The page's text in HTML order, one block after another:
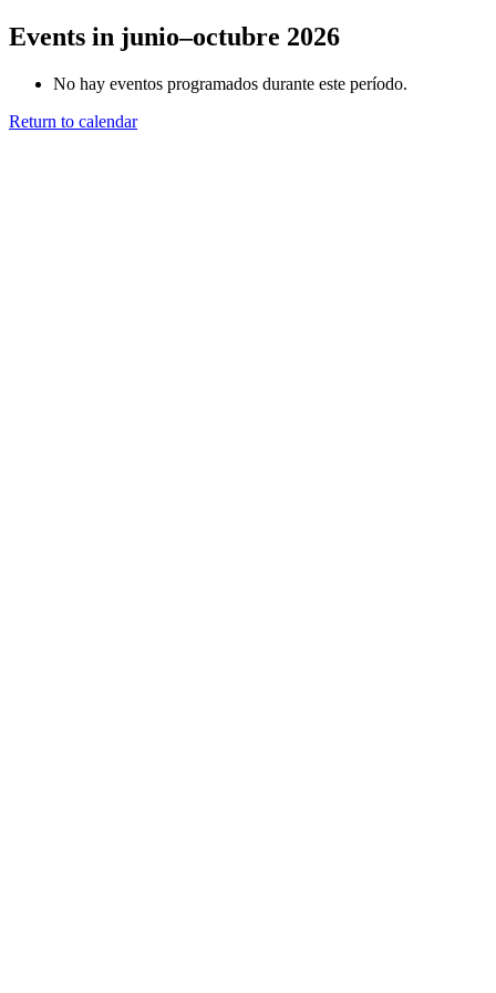
Events in junio–octubre 2026
No hay eventos programados durante este período.
Return to calendar